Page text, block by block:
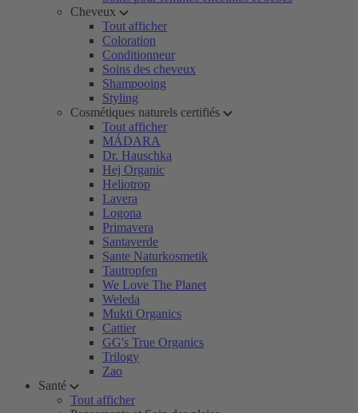
Cheveux
Tout afficher
Coloration
Conditionneur
Soins des cheveux
Shampooing
Styling
Cosmétiques naturels certifiés
Tout afficher
MÁDARA
Dr. Hauschka
Hej Organic
Heliotrop
Lavera
Logona
Primavera
Santaverde
Sante Naturkosmetik
Tautropfen
We Love The Planet
Weleda
Mukti Organics
Cattier
GG's True Organics
Trilogy
Zao
Santé
Tout afficher